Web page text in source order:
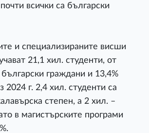
всички са български
и специализираните висши
21,1 хил. студенти, от
български граждани и 13,4%
г. 2,4 хил. студенти са
степен, а 2 хил. –
в магистърските програми